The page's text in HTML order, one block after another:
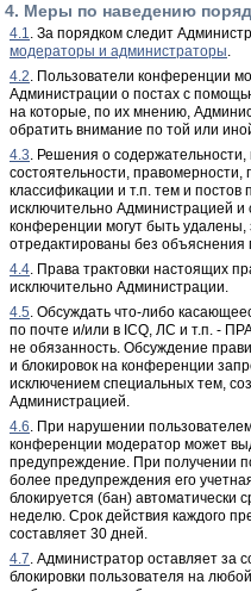
4. Меры по наведению
4.1. За порядком следит
модераторы и администраторы.
4.2. Пользователи конференции
Администрации о постах с
на которые, по их мнению,
обратить внимание по той или
4.3. Решения о содержательности,
состоятельности, правомерности,
классификации и т.п. тем и постов
исключительно Администрацией и
конференции могут быть удалены,
отредактированы без объяснения
4.4. Права трактовки настоящих
исключительно Администрации.
4.5. Обсуждать что-либо
по почте и/или в ICQ, ЛС и т.п. -
не обязанность. Обсуждение
и блокировок на конференции
исключением специальных тем,
Администрацией.
4.6. При нарушении
конференции модератор может
предупреждение. При получении
более предупреждения его
блокируется (бан) автоматически
неделю. Срок действия каждого
составляет 30 дней.
4.7. Администратор оставляет за
блокировки пользователя на